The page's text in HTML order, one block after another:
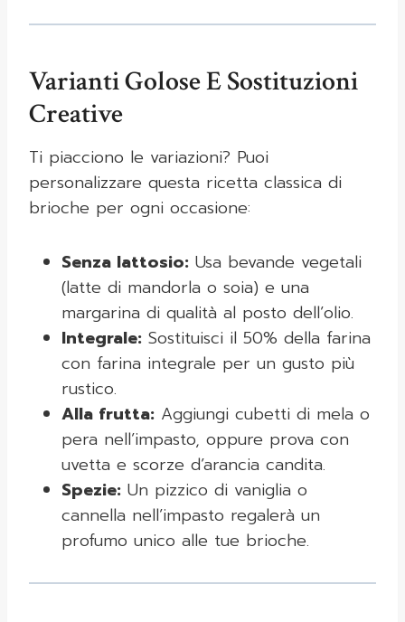
Varianti Golose E Sostituzioni
Creative
Ti piacciono le variazioni? Puoi
personalizzare questa ricetta classica di
brioche per ogni occasione:
Senza lattosio: Usa bevande vegetali
(latte di mandorla o soia) e una
margarina di qualità al posto dell’olio.
Integrale: Sostituisci il 50% della farina
con farina integrale per un gusto più
rustico.
Alla frutta: Aggiungi cubetti di mela o
pera nell’impasto, oppure prova con
uvetta e scorze d’arancia candita.
Spezie: Un pizzico di vaniglia o
cannella nell’impasto regalerà un
profumo unico alle tue brioche.